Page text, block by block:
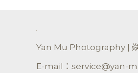
Yan Mu Photography |
E-mail：service@yan-